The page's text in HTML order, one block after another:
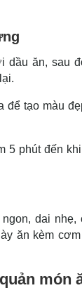
dầu ăn, sau
để tạo màu
5 phút đến
dai nhẹ,
ăn kèm
món